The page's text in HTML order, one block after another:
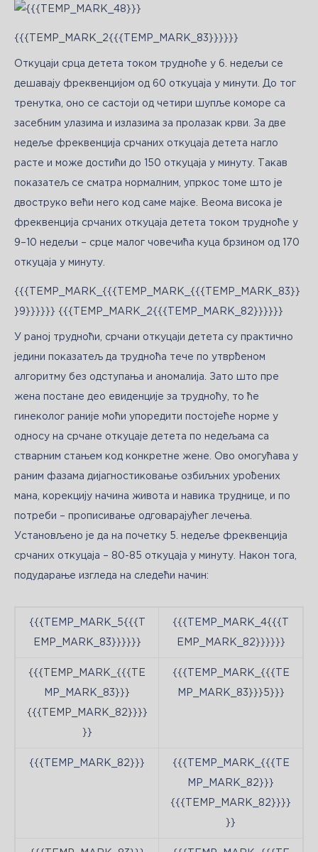
{{{TEMP_MARK_2{{{TEMP_MARK_83}}}}}}
Откуцаји срца детета током трудноће у 6. недељи се
дешавају фреквенцијом од 60 откуцаја у минути. До тог
тренутка, оно се састоји од четири шупље коморе са
засебним улазима и излазима за пролазак крви. За две
недеље фреквенција срчаних откуцаја детета нагло
расте и може достићи до 150 откуцаја у минуту. Такав
показатељ се сматра нормалним, упркос томе што је
двоструко већи него код саме мајке. Веома високa је
фреквенција срчаних откуцаја детета током трудноће у
9–10 недељи – срце малог човечића куца брзином од 170
откуцаја у минуту.
{{{TEMP_MARK_{{{TEMP_MARK_{{{TEMP_MARK_83}}
}9}}}}}} {{{TEMP_MARK_2{{{TEMP_MARK_82}}}}}}
У раној трудноћи, срчани откуцаји детета су практично
једини показатељ да трудноћа тече по утврђеном
алгоритму без одступања и аномалија. Зато што пре
жена постане део евиденције за трудноћу, то ће
гинеколог раније моћи упоредити постојеће норме у
односу на срчане откуцаје детета по недељама са
стварним стањем код конкретне жене. Ово омогућава у
раним фазама дијагностиковање озбиљних урођених
мана, корекцију начина живота и навика труднице, и по
потреби – прописивање одговарајућег лечења.
Установљено је да на почетку 5. недеље фреквенција
срчаних откуцаја – 80-85 откуцаја у минуту. Након тога,
подударање изгледа на следећи начин:
{{{TEMP_MARK_5{{{T
EMP_MARK_83}}}}}}
{{{TEMP_MARK_4{{{T
EMP_MARK_82}}}}}}
{{{TEMP_MARK_{{{TE
MP_MARK_83}}}
{{{TEMP_MARK_82}}}}
}}
{{{TEMP_MARK_{{{TE
MP_MARK_83}}}5}}}
{{{TEMP_MARK_82}}} {{{TEMP_MARK_{{{TE
MP_MARK_82}}}
{{{TEMP_MARK_82}}}}
}}